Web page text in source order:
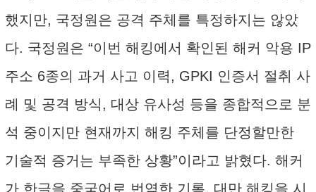
했지만, 국정원은 공격 주체를 특정하지는 않았
다. 국정원은 “이번 해킹에서 확인된 해커 악용 IP
주소 6종의 과거 사고 이력, GPKI 인증서 절취 사
례 및 공격 방식, 대상 유사성 등을 종합적으로 분
석 중이지만 현재까지 해킹 주체를 단정할만한
기술적 증거는 부족한 상황”이라고 밝혔다. 해커
가 한글을 중국어로 번역한 기록, 대만 해킹을 시